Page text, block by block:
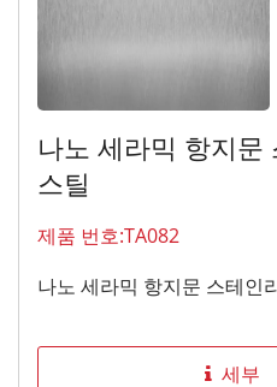
나노 세라믹 항지문
스틸
제품 번호:TA082
나노 세라믹 항지문 스테인
세부